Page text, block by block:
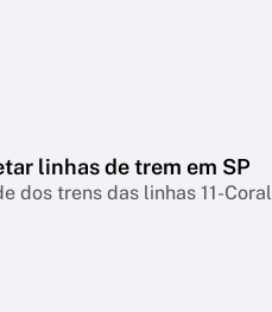
linhas de trem em SP
dos trens das linhas 11-